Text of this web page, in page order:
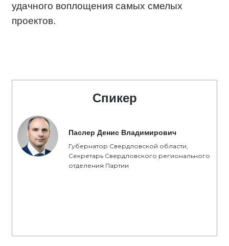
удачного воплощения самых смелых
проектов.
Спикер
Паслер Денис Владимирович
Губернатор Свердловской области,
Секретарь Свердловского регионального
отделения Партии